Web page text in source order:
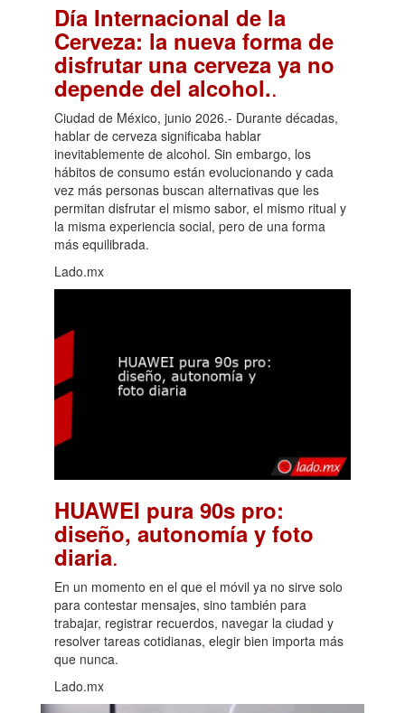
Día Internacional de la
Cerveza: la nueva forma de
disfrutar una cerveza ya no
depende del alcohol..
Ciudad de México, junio 2026.- Durante décadas,
hablar de cerveza significaba hablar
inevitablemente de alcohol. Sin embargo, los
hábitos de consumo están evolucionando y cada
vez más personas buscan alternativas que les
permitan disfrutar el mismo sabor, el mismo ritual y
la misma experiencia social, pero de una forma
más equilibrada.
Lado.mx
HUAWEI pura 90s pro:
diseño, autonomía y foto
diaria.
En un momento en el que el móvil ya no sirve solo
para contestar mensajes, sino también para
trabajar, registrar recuerdos, navegar la ciudad y
resolver tareas cotidianas, elegir bien importa más
que nunca.
Lado.mx